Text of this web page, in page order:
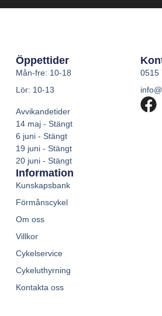
Öppettider
Mån-fre: 10-18
Lör: 10-13
Avvikandetider
14 maj - Stängt
6 juni - Stängt
19 juni - Stängt
20 juni - Stängt
0515
Information
Kunskapsbank
Förmånscykel
Om oss
Villkor
Cykelservice
Cykeluthyrning
Kontakta oss